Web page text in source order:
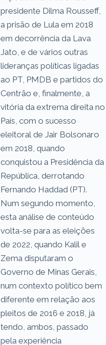
presidente Dilma Rousseff,
a prisão de Lula em 2018
em decorrência da Lava
Jato, e de vários outras
lideranças políticas ligadas
ao PT, PMDB e partidos do
Centrão e, finalmente, a
vitória da extrema direita no
País, com o sucesso
eleitoral de Jair Bolsonaro
em 2018, quando
conquistou a Presidência da
República, derrotando
Fernando Haddad (PT).
Num segundo momento,
esta análise de conteúdo
volta-se para as eleições
de 2022, quando Kalil e
Zema disputaram o
Governo de Minas Gerais,
num contexto político bem
diferente em relação aos
pleitos de 2016 e 2018, já
tendo, ambos, passado
pela experiência